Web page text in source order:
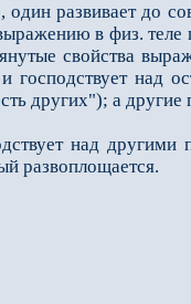
развивает до
в физ.
свойства
господствует над
других"); а другие
над другими
развоплощается.